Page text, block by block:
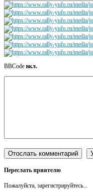
BBCode вкл.
Переслать приятелю
Пожалуйста, зарегистрируйтесь...